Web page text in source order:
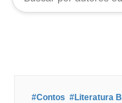
#Contos #Literatura